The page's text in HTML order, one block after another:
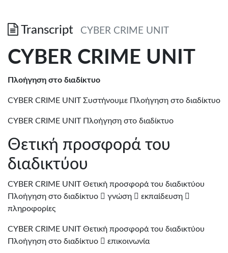
Transcript CYBER CRIME UNIT
CYBER CRIME UNIT
Πλοήγηση στο διαδίκτυο
CYBER CRIME UNIT Συστήνουμε Πλοήγηση στο διαδίκτυο
CYBER CRIME UNIT Πλοήγηση στο διαδίκτυο
Θετική προσφορά του
διαδικτύου
CYBER CRIME UNIT Θετική προσφορά του διαδικτύου
Πλοήγηση στο διαδίκτυο  γνώση  εκπαίδευση 
πληροφορίες
CYBER CRIME UNIT Θετική προσφορά του διαδικτύου
Πλοήγηση στο διαδίκτυο  επικοινωνία